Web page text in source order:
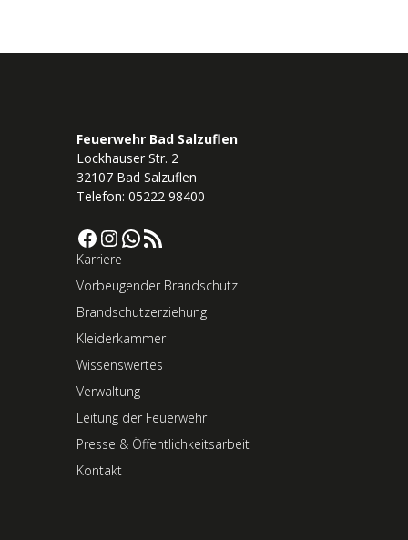
Feuerwehr Bad Salzuflen
Lockhauser Str. 2
32107 Bad Salzuflen
Telefon: 05222 98400
Facebook InstagramWhatsApp RSS-Feed
Karriere
Vorbeugender Brandschutz
Brandschutzerziehung
Kleiderkammer
Wissenswertes
Verwaltung
Leitung der Feuerwehr
Presse & Öffentlichkeitsarbeit
Kontakt